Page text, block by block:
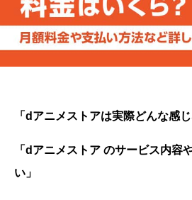
「dアニメストアは実際どんな感じ
「dアニメストア のサービス内容
い」